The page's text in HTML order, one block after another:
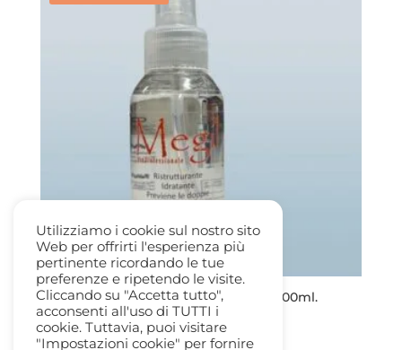
a
21,50 €
Megil Cristalli Liquidi ai Semi di Lino 100ml.
18,00€Il
prezzo
7,50€ Il
prezzo
Utilizziamo i cookie sul nostro sito
Web per offrirti l'esperienza più
pertinente ricordando le tue
preferenze e ripetendo le visite.
Cliccando su "Accetta tutto",
acconsenti all'uso di TUTTI i
cookie. Tuttavia, puoi visitare
"Impostazioni cookie" per fornire